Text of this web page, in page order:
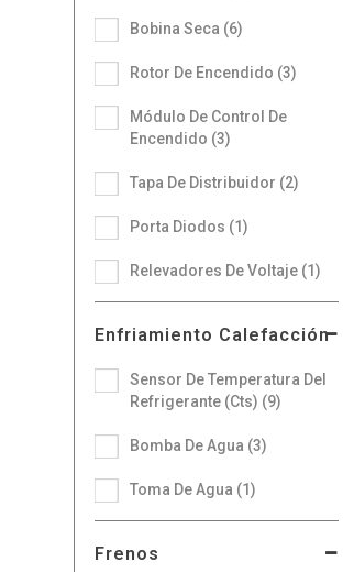
Bobina Seca (6)
Rotor De Encendido (3)
Módulo De Control De
Encendido (3)
Tapa De Distribuidor (2)
Porta Diodos (1)
Relevadores De Voltaje (1)
Enfriamiento Calefacción
Sensor De Temperatura Del
Refrigerante (Cts) (9)
Bomba De Agua (3)
Toma De Agua (1)
Frenos